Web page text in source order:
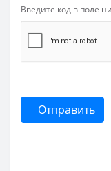
Введите код в поле
Отправить